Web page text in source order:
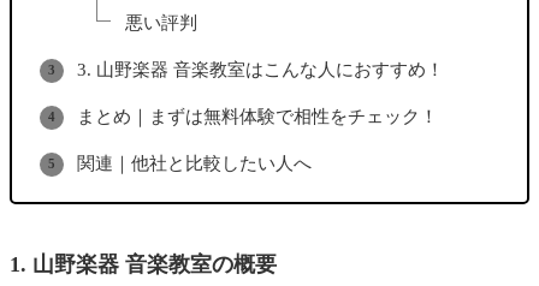
悪い評判
3. 山野楽器 音楽教室はこんな人におすすめ！
まとめ｜まずは無料体験で相性をチェック！
関連｜他社と比較したい人へ
1. 山野楽器 音楽教室の概要